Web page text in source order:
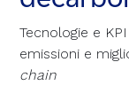
Tecnologie e
emissioni e
chain
Tecnologie e
emissioni e
chain
Tecnologie e
emissioni e
chain